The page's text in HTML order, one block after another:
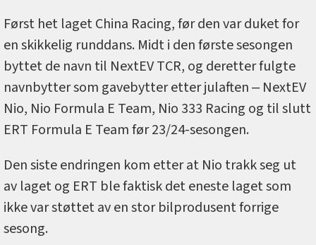
Først het laget China Racing, før den var duket for
en skikkelig runddans. Midt i den første sesongen
byttet de navn til NextEV TCR, og deretter fulgte
navnbytter som gavebytter etter julaften ‒ NextEV
Nio, Nio Formula E Team, Nio 333 Racing og til slutt
ERT Formula E Team før 23/24-sesongen.
Den siste endringen kom etter at Nio trakk seg ut
av laget og ERT ble faktisk det eneste laget som
ikke var støttet av en stor bilprodusent forrige
sesong.